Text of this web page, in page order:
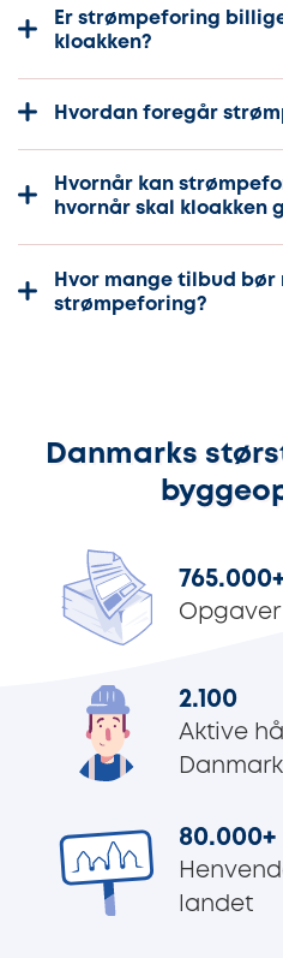
Er strømpeforing
kloakken?
Hvordan foregår
Hvornår kan
hvornår skal kloakken
Hvor mange tilbud bør
strømpeforing?
Danmarks
765.000
Opgaver
2.100
Aktive
80.000+
landet